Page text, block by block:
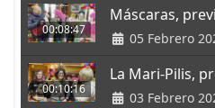
00:08:47
Máscaras,
05 Febrero
00:10:16
La Mari-Pilis,
03 Febrero